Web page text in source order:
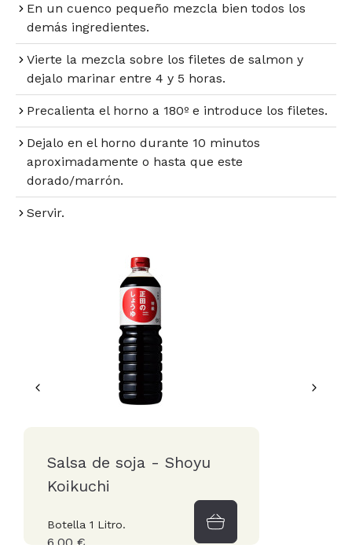
En un cuenco pequeño mezcla bien todos los
demás ingredientes.
Vierte la mezcla sobre los filetes de salmon y
dejalo marinar entre 4 y 5 horas.
Precalienta el horno a 180º e introduce los filetes.
Dejalo en el horno durante 10 minutos
aproximadamente o hasta que este
dorado/marrón.
Servir.
Salsa de soja - Shoyu
Koikuchi
Botella 1 Litro.
6,00 €